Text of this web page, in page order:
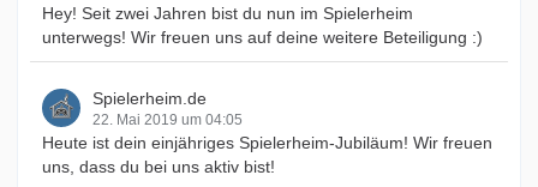
Hey! Seit zwei Jahren bist du nun im Spielerheim
unterwegs! Wir freuen uns auf deine weitere Beteiligung :)
Spielerheim.de
22. Mai 2019 um 04:05
Heute ist dein einjähriges Spielerheim-Jubiläum! Wir freuen
uns, dass du bei uns aktiv bist!